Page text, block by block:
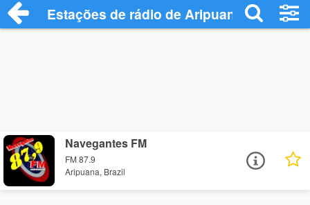
Estações de rádio de Aripuana - Ouça
Navegantes FM
FM 87.9
Aripuana, Brazil